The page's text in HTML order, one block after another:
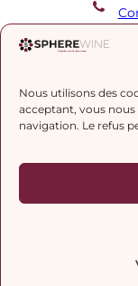
Nous utilisons des
acceptant, vous
navigation. Le refus
REJOIGNEZ
J’accepte la